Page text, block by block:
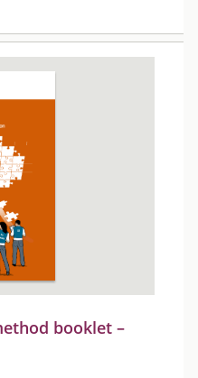
booklet –